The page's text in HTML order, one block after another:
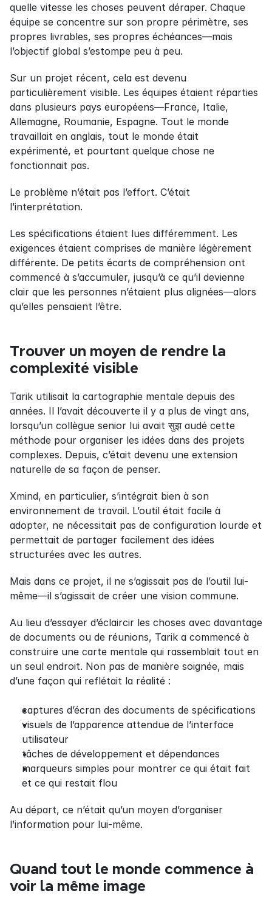
quelle vitesse les choses peuvent déraper. Chaque
équipe se concentre sur son propre périmètre, ses
propres livrables, ses propres échéances—mais
l’objectif global s’estompe peu à peu.
Sur un projet récent, cela est devenu
particulièrement visible. Les équipes étaient réparties
dans plusieurs pays européens—France, Italie,
Allemagne, Roumanie, Espagne. Tout le monde
travaillait en anglais, tout le monde était
expérimenté, et pourtant quelque chose ne
fonctionnait pas.
Le problème n’était pas l’effort. C’était
l’interprétation.
Les spécifications étaient lues différemment. Les
exigences étaient comprises de manière légèrement
différente. De petits écarts de compréhension ont
commencé à s’accumuler, jusqu’à ce qu’il devienne
clair que les personnes n’étaient plus alignées—alors
qu’elles pensaient l’être.
Trouver un moyen de rendre la
complexité visible
Tarik utilisait la cartographie mentale depuis des
années. Il l’avait découverte il y a plus de vingt ans,
lorsqu’un collègue senior lui avait सुझ audé cette
méthode pour organiser les idées dans des projets
complexes. Depuis, c’était devenu une extension
naturelle de sa façon de penser.
Xmind, en particulier, s’intégrait bien à son
environnement de travail. L’outil était facile à
adopter, ne nécessitait pas de configuration lourde et
permettait de partager facilement des idées
structurées avec les autres.
Mais dans ce projet, il ne s’agissait pas de l’outil lui-
même—il s’agissait de créer une vision commune.
Au lieu d’essayer d’éclaircir les choses avec davantage
de documents ou de réunions, Tarik a commencé à
construire une carte mentale qui rassemblait tout en
un seul endroit. Non pas de manière soignée, mais
d’une façon qui reflétait la réalité :
captures d’écran des documents de spécifications
visuels de l’apparence attendue de l’interface
utilisateur
tâches de développement et dépendances
marqueurs simples pour montrer ce qui était fait
et ce qui restait flou
Au départ, ce n’était qu’un moyen d’organiser
l’information pour lui-même.
Quand tout le monde commence à
voir la même image